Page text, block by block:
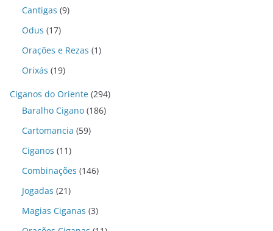
Cantigas (9)
Odus (17)
Orações e Rezas (1)
Orixás (19)
Ciganos do Oriente (294)
Baralho Cigano (186)
Cartomancia (59)
Ciganos (11)
Combinações (146)
Jogadas (21)
Magias Ciganas (3)